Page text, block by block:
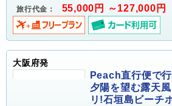
旅行代金： 55,000円 ～127,000円
大阪府発
Peach直行便で
夕陽を望む露天
リ!石垣島ビーチ